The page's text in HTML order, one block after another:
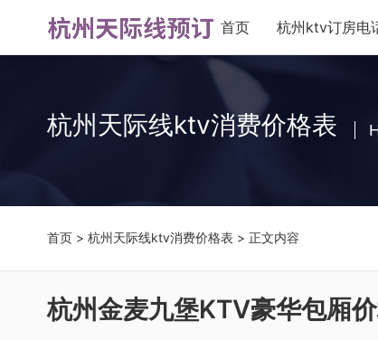
首页 杭州ktv订房电
杭州天际线ktv消费价格表
首页 > 杭州天际线ktv消费价格表 > 正文内容
杭州金麦九堡KTV豪华包厢